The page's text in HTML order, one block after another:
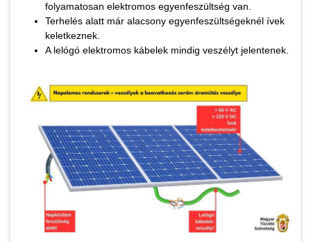
folyamatosan elektromos egyenfeszültség van.
Terhelés alatt már alacsony egyenfeszültségeknél ívek
keletkeznek.
A lelógó elektromos kábelek mindig veszélyt jelentenek.